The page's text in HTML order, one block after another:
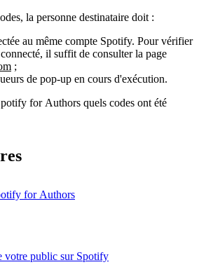
la personne destinataire doit :
au même compte Spotify. Pour vérifier
il suffit de consulter la page
;
de pop-up en cours d'exécution.
for Authors quels codes ont été
for Authors
votre public sur Spotify